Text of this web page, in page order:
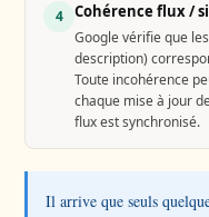
4 Cohérence flux /
Google vérifie que
description)
Toute incohérence
chaque mise à jour
flux est synchronisé.
Il arrive que seuls